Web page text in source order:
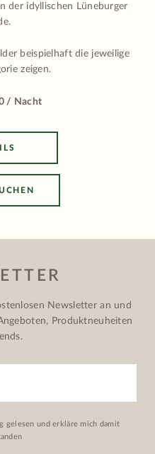
der idyllischen Lüneburger
beispielhaft die jeweilige
zeigen.
/ Nacht
Newsletter an und
Produktneuheiten
gelesen und erkläre mich damit